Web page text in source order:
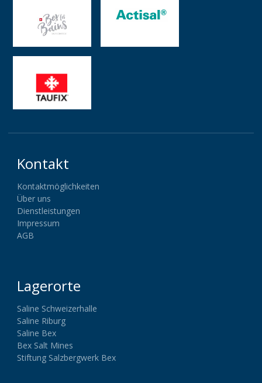
Kontakt
Kontaktmöglichkeiten
Über uns
Dienstleistungen
Impressum
AGB
Lagerorte
Saline Schweizerhalle
Saline Riburg
Saline Bex
Bex Salt Mines
Stiftung Salzbergwerk Bex